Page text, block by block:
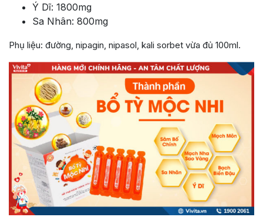
Ý Dĩ: 1800mg
Sa Nhân: 800mg
Phụ liệu: đường, nipagin, nipasol, kali sorbet vừa đủ 100ml.